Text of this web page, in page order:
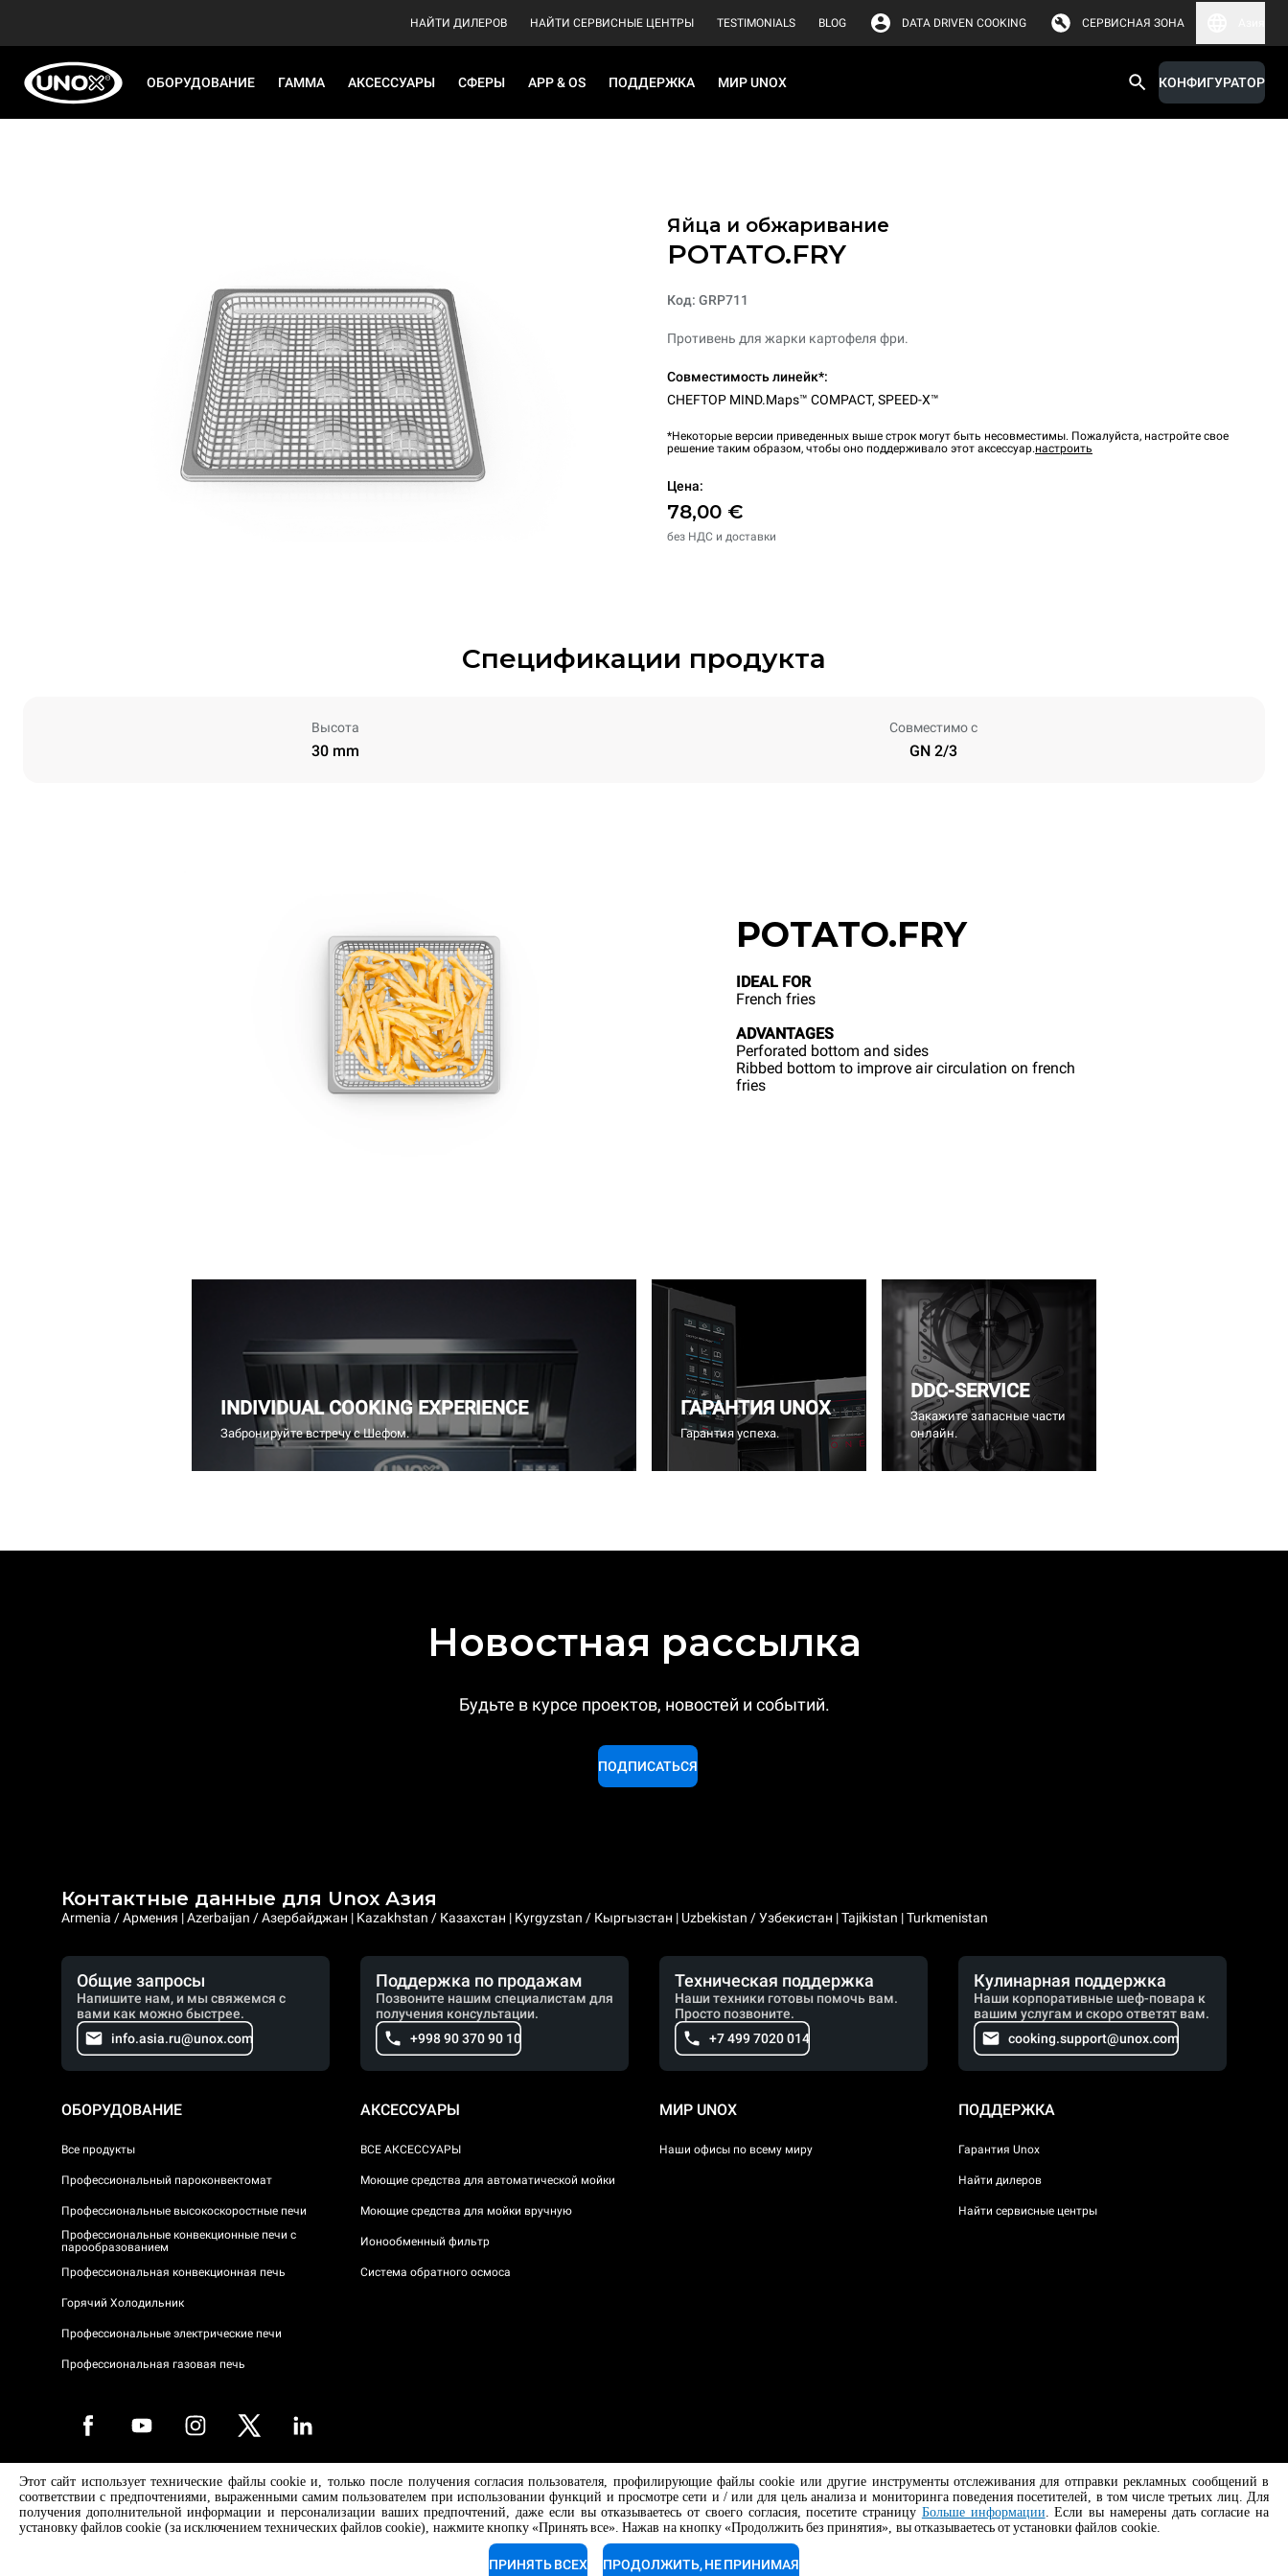
НАЙТИ ДИЛЕРОВ НАЙТИ СЕРВИСНЫЕ ЦЕНТРЫ TESTIMONIALS BLOG DATA DRIVEN COOKING СЕРВИСНАЯ ЗОНА
ОБОРУДОВАНИЕ ГАММА АКСЕССУАРЫ СФЕРЫ APP & OS ПОДДЕРЖКА МИР UNOX КОНФИГУРАТОР
Яйца и обжаривание
POTATO.FRY
Код: GRP711
Противень для жарки картофеля фри.
Совместимость линейк*:
CHEFTOP MIND.Maps™ COMPACT, SPEED-X™
*Некоторые версии приведенных выше строк могут быть несовместимы. Пожалуйста, настройте свое
решение таким образом, чтобы оно поддерживало этот аксессуар.настроить
Цена:
78,00 €
без НДС и доставки
Спецификации продукта
Высота
30 mm
Совместимо с
GN 2/3
POTATO.FRY
IDEAL FOR
French fries
ADVANTAGES
Perforated bottom and sides
Ribbed bottom to improve air circulation on french
fries
INDIVIDUAL COOKING EXPERIENCE
Забронируйте встречу с Шефом.
ГАРАНТИЯ UNOX
Гарантия успеха.
DDC-SERVICE
Закажите запасные части
онлайн.
Новостная рассылка
Будьте в курсе проектов, новостей и событий.
ПОДПИСАТЬСЯ
Контактные данные для Unox Азия
Armenia / Армения | Azerbaijan / Азербайджан | Kazakhstan / Казахстан | Kyrgyzstan / Кыргызстан | Uzbekistan / Узбекистан | Tajikistan | Turkmenistan
Общие запросы
Напишите нам, и мы свяжемся с
вами как можно быстрее.
info.asia.ru@unox.com
Поддержка по продажам
Позвоните нашим специалистам для
получения консультации.
+998 90 370 90 10
Техническая поддержка
Наши техники готовы помочь вам.
Просто позвоните.
+7 499 7020 014
Кулинарная поддержка
Наши корпоративные шеф-повара к
вашим услугам и скоро ответят вам.
cooking.support@unox.com
ОБОРУДОВАНИЕ
Все продукты
Профессиональный пароконвектомат
Профессиональные высокоскоростные печи
Профессиональные конвекционные печи с
парообразованием
Профессиональная конвекционная печь
Горячий Холодильник
Профессиональные электрические печи
Профессиональная газовая печь
АКСЕССУАРЫ
ВСЕ АКСЕССУАРЫ
Моющие средства для автоматической мойки
Моющие средства для мойки вручную
Ионообменный фильтр
Система обратного осмоса
МИР UNOX
Наши офисы по всему миру
ПОДДЕРЖКА
Гарантия Unox
Найти дилеров
Найти сервисные центры
Авторское право 2026 UNOX S.p.A. Все права защищены. Рег. Imp. Падуя,
№ 04230750285 - REA Padova 372835 - Капитал. Soc. 5.000.000 € iv - P.IVA /
CF 04230750285 - IT WEEE Reg. No. IT08020000000377
AI Content Disclaimer Privacy policy Cookie policy
Этот сайт использует технические файлы cookie и, только после получения согласия пользователя, профилирующие файлы cookie или другие инструменты отслеживания для отправки рекламных сообщений в
соответствии с предпочтениями, выраженными самим пользователем при использовании функций и просмотре сети и / или для цель анализа и мониторинга поведения посетителей, в том числе третьих лиц. Для
получения дополнительной информации и персонализации ваших предпочтений, даже если вы отказываетесь от своего согласия, посетите страницу Больше информации. Если вы намерены дать согласие на
установку файлов cookie (за исключением технических файлов cookie), нажмите кнопку «Принять все». Нажав на кнопку «Продолжить без принятия», вы отказываетесь от установки файлов cookie.
ПРИНЯТЬ ВСЕХ ПРОДОЛЖИТЬ, НЕ ПРИНИМАЯ